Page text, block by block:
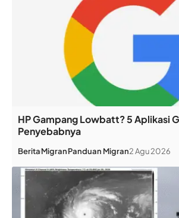
HP Gampang Lowbatt? 5 Aplikasi
Penyebabnya
BeritaMigranPanduan Migran2 Agu 2026